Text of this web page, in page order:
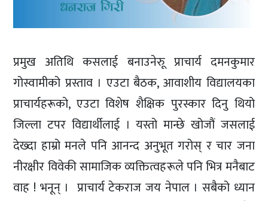
प्रमुख अतिथि कसलाई बनाउनेरुू प्राचार्य दमनकुमार
गोस्वामीको प्रस्ताव । एउटा बैठक, आवाशीय विद्यालयका
प्राचार्यहरूको, एउटा विशेष शैक्षिक पुरस्कार दिनु थियो
जिल्ला टपर विद्यार्थीलाई । यस्तो मान्छे खोजौं जसलाई
देख्दा हाम्रो मनले पनि आनन्द अनुभूत गरोस् र चार जना
नीरक्षीर विवेकी सामाजिक व्यक्तित्वहरूले पनि भित्र मनैबाट
वाह ! भनून् । प्राचार्य टेकराज जय नेपाल । सबैको ध्यान